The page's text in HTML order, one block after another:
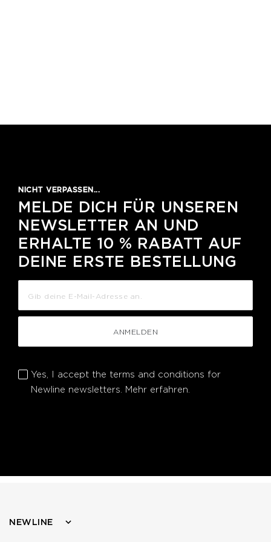
NICHT VERPASSEN...
MELDE DICH FÜR UNSEREN
NEWSLETTER AN UND
ERHALTE 10 % RABATT AUF
DEINE ERSTE BESTELLUNG
ANMELDEN
Yes, I accept the terms and conditions for
Newline newsletters. Mehr erfahren.
NEWLINE